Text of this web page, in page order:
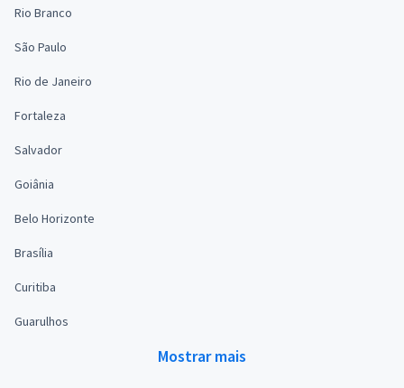
Rio Branco
São Paulo
Rio de Janeiro
Fortaleza
Salvador
Goiânia
Belo Horizonte
Brasília
Curitiba
Guarulhos
Mostrar mais